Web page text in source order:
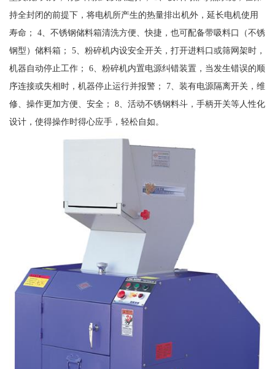
持全封闭的前提下，将电机所产生的热量排出机外，延长电机使用
寿命； 4、不锈钢储料箱清洗方便、快捷，也可配备带吸料口（不锈
钢型）储料箱； 5、粉碎机内设安全开关，打开进料口或筛网架时，
机器自动停止工作； 6、粉碎机内置电源纠错装置，当发生错误的顺
序连接或失相时，机器停止运行并报警； 7、装有电源隔离开关，维
修、操作更加方便、安全； 8、活动不锈钢料斗，手柄开关等人性化
设计，使得操作时得心应手，轻松自如。